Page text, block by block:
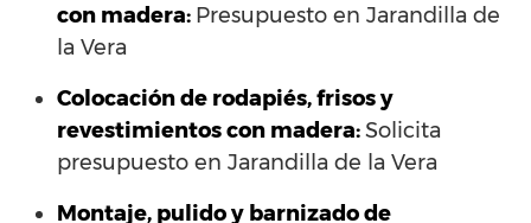
con madera: Presupuesto en Jarandilla de
la Vera
Colocación de rodapiés, frisos y
revestimientos con madera:Solicita
presupuesto en Jarandilla de la Vera
Montaje, pulido y barnizado de